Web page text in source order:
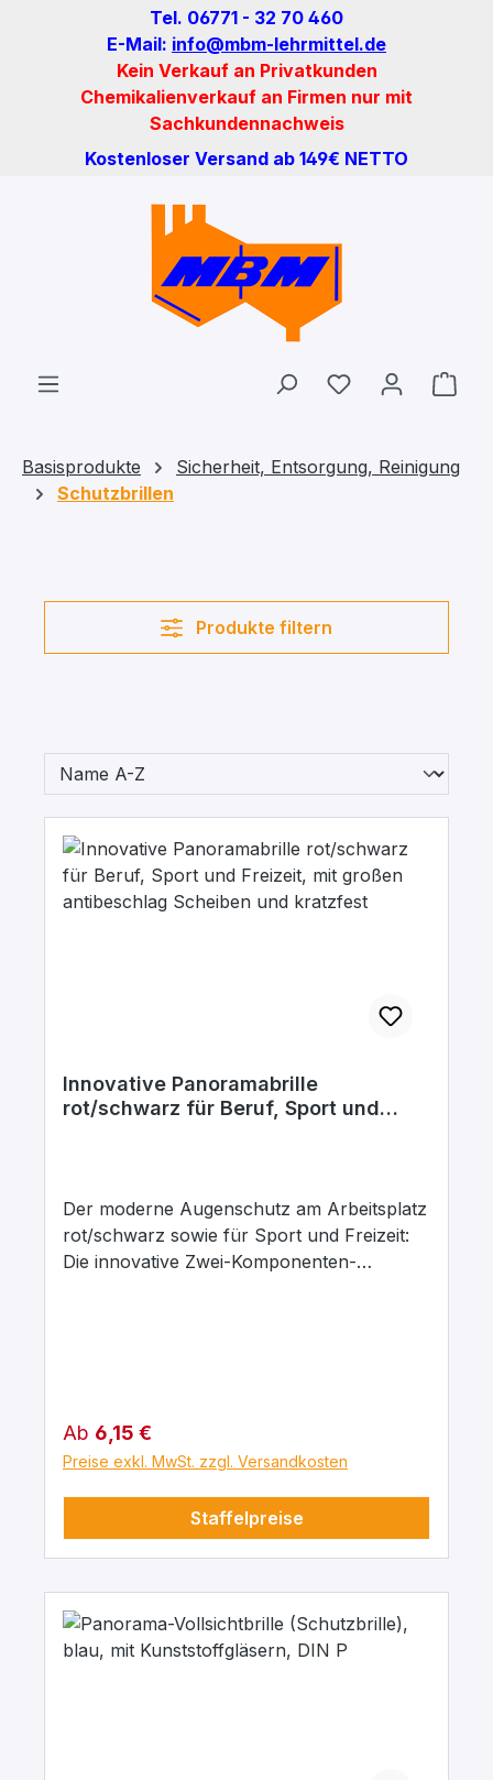
Zum Hauptinhalt springenTel. 06771 - 32 70 460
E-Mail: info@mbm-lehrmittel.de
Kein Verkauf an Privatkunden
Chemikalienverkauf an Firmen nur mit
Sachkundennachweis
Kostenloser Versand ab 149€ NETTO
Du hast 0
Basisprodukte
Sicherheit, Entsorgung, Reinigung
Schutzbrillen
Produkte filtern
Innovative Panoramabrille
rot/schwarz für Beruf, Sport und
Der moderne Augenschutz am Arbeitsplatz
rot/schwarz sowie für Sport und Freizeit:
Die innovative Zwei-Komponenten-
kratzfest und beschlagfrei. Der
herausnehmbare und weiche
Kunststoffeinsatz bietet einen optimalen
Rundumschutz. Schutzklassen: Schutz
vor mechanischen Risiken Schutz vor Stoß
45 m/s
Regulärer Preis:
Ab 6,15 €
Preise exkl. MwSt. zzgl. Versandkosten
Staffelpreise